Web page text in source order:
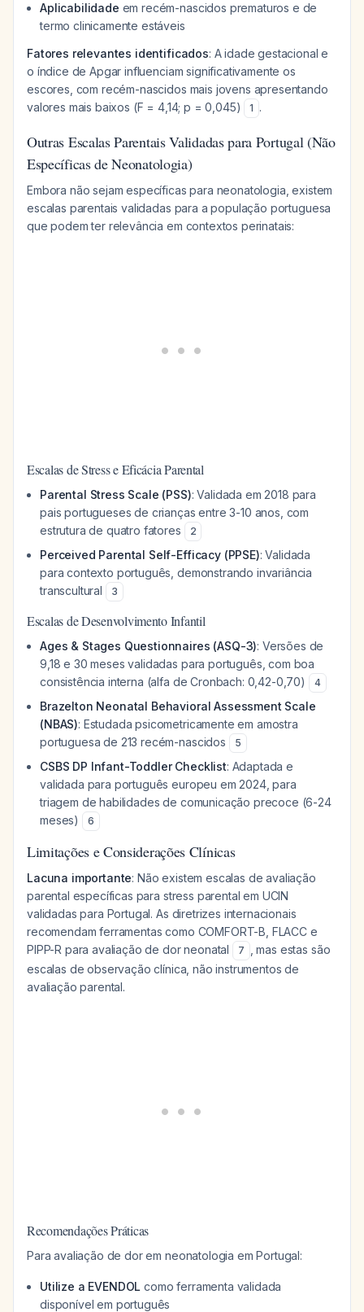
Aplicabilidade em recém-nascidos prematuros e de
termo clinicamente estáveis
Fatores relevantes identificados: A idade gestacional e
o índice de Apgar influenciam significativamente os
escores, com recém-nascidos mais jovens apresentando
valores mais baixos (F = 4,14; p = 0,045)
1 .
Outras Escalas Parentais Validadas para Portugal (Não
Específicas de Neonatologia)
Embora não sejam específicas para neonatologia, existem
escalas parentais validadas para a população portuguesa
que podem ter relevância em contextos perinatais:
Escalas de Stress e Eficácia Parental
Parental Stress Scale (PSS): Validada em 2018 para
pais portugueses de crianças entre 3-10 anos, com
estrutura de quatro fatores
2
Perceived Parental Self-Efficacy (PPSE): Validada
para contexto português, demonstrando invariância
transcultural
3
Escalas de Desenvolvimento Infantil
Ages & Stages Questionnaires (ASQ-3): Versões de
9,18 e 30 meses validadas para português, com boa
consistência interna (alfa de Cronbach: 0,42-0,70)
4
Brazelton Neonatal Behavioral Assessment Scale
(NBAS): Estudada psicometricamente em amostra
portuguesa de 213 recém-nascidos
5
CSBS DP Infant-Toddler Checklist: Adaptada e
validada para português europeu em 2024, para
triagem de habilidades de comunicação precoce (6-24
meses)
6
Limitações e Considerações Clínicas
Lacuna importante: Não existem escalas de avaliação
parental específicas para stress parental em UCIN
validadas para Portugal. As diretrizes internacionais
recomendam ferramentas como COMFORT-B, FLACC e
PIPP-R para avaliação de dor neonatal
7
, mas estas são
escalas de observação clínica, não instrumentos de
avaliação parental.
Recomendações Práticas
Para avaliação de dor em neonatologia em Portugal:
Utilize a EVENDOL como ferramenta validada
disponível em português